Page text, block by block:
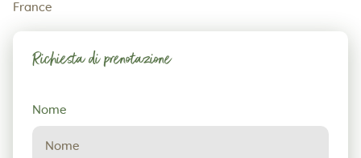
France
Richiesta di prenotazione
Richiesta
di
prenotazione
Nome